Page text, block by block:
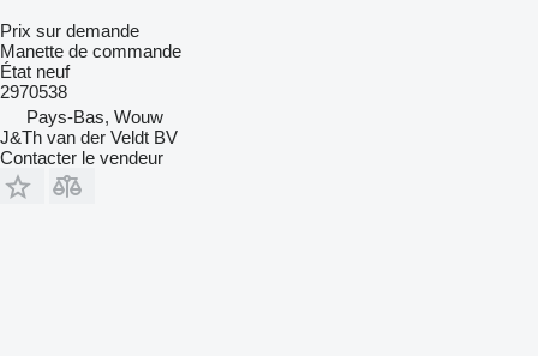
Prix sur demande
Manette de commande
État neuf
2970538
Pays-Bas, Wouw
J&Th van der Veldt BV
Contacter le vendeur